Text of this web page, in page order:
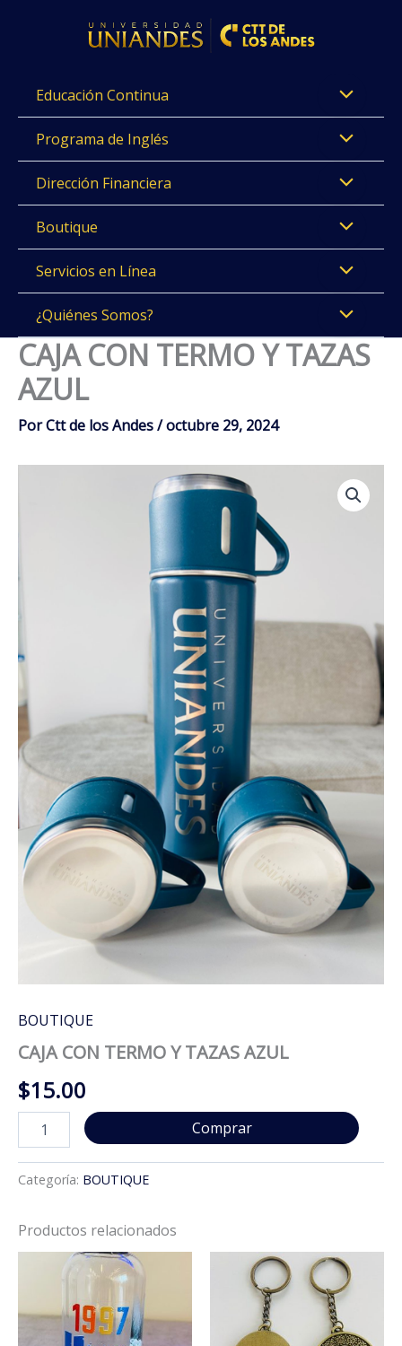
Educación Continua
Programa de Inglés
Dirección Financiera
Boutique
Servicios en Línea
¿Quiénes Somos?
CAJA CON TERMO Y TAZAS
AZUL
PorCtt de los Andes/octubre 29, 2024
BOUTIQUE
CAJA CON TERMO Y TAZAS AZUL
$15.00
CON
Y
TAZAS
cantidad
Comprar
Categoría: BOUTIQUE
Productos relacionados